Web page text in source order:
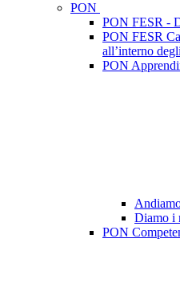
PON
PON FESR -
PON FESR
all’interno
PON
Diamo i
PON